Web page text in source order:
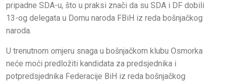
pripadne SDA-u, što u praksi znači da su SDA i DF dobili
13-og delegata u Domu naroda FBiH iz reda bošnjačkog
naroda.
U trenutnom omjeru snaga u bošnjačkom klubu Osmorka
neće moći predložiti kandidata za predsjednika i
potpredsjednika Federacije BiH iz reda bošnjačkog